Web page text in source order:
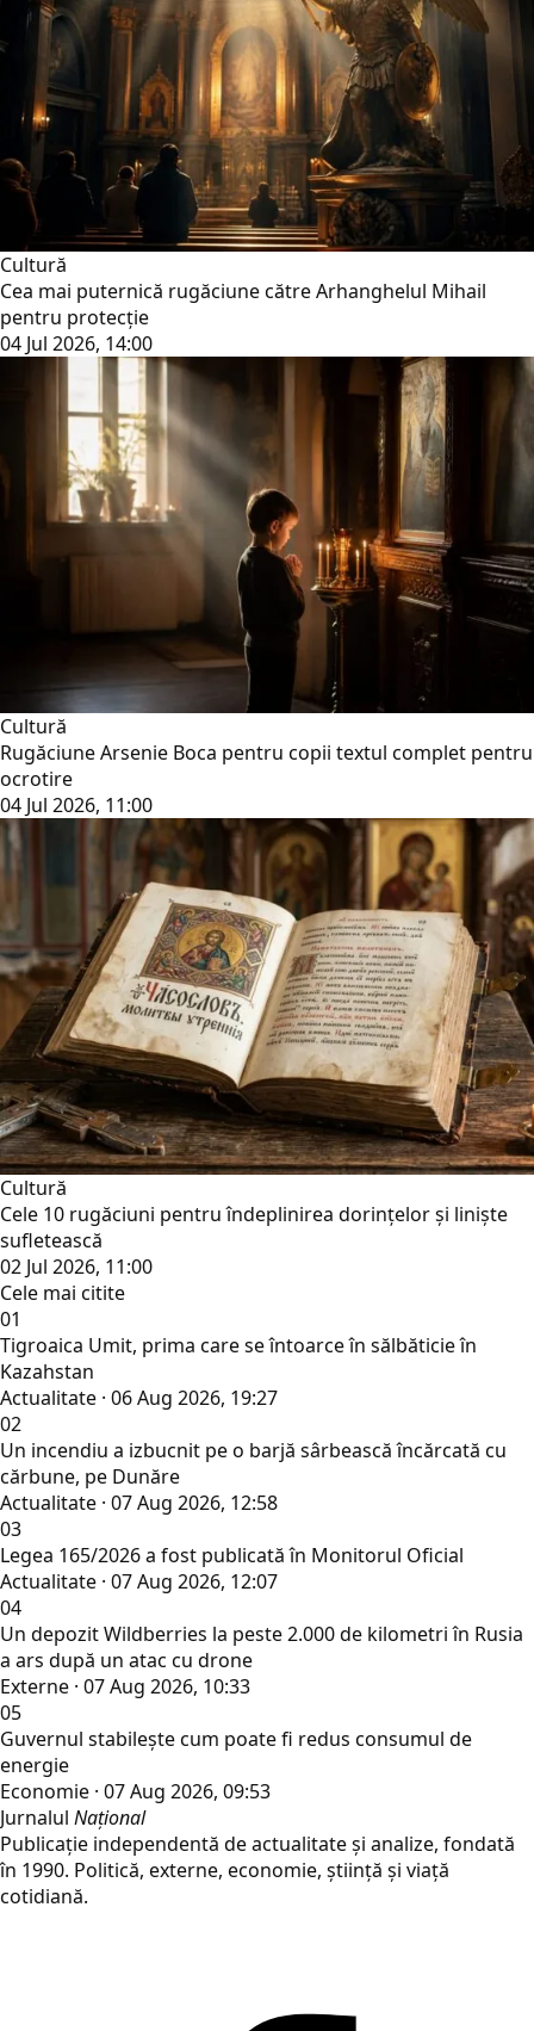
Cultură
Cea mai puternică rugăciune către Arhanghelul Mihail
pentru protecție
04 Jul 2026, 14:00
Cultură
Rugăciune Arsenie Boca pentru copii textul complet pentru
ocrotire
04 Jul 2026, 11:00
Cultură
Cele 10 rugăciuni pentru îndeplinirea dorințelor și liniște
sufletească
02 Jul 2026, 11:00
Cele mai citite
01
Tigroaica Umit, prima care se întoarce în sălbăticie în
Kazahstan
Actualitate · 06 Aug 2026, 19:27
02
Un incendiu a izbucnit pe o barjă sârbească încărcată cu
cărbune, pe Dunăre
Actualitate · 07 Aug 2026, 12:58
03
Legea 165/2026 a fost publicată în Monitorul Oficial
Actualitate · 07 Aug 2026, 12:07
04
Un depozit Wildberries la peste 2.000 de kilometri în Rusia
a ars după un atac cu drone
Externe · 07 Aug 2026, 10:33
05
Guvernul stabilește cum poate fi redus consumul de
energie
Economie · 07 Aug 2026, 09:53
Jurnalul Național
Publicație independentă de actualitate și analize, fondată
în 1990. Politică, externe, economie, știință și viață
cotidiană.